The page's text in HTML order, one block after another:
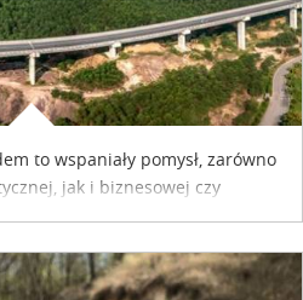
to wspaniały pomysł, zarówno
jak i biznesowej czy
Vignette.